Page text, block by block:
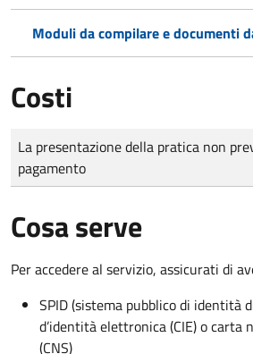
Moduli da compilare e documenti
Costi
Tipo di pagamento
Importo
La presentazione della pratica non
pagamento
Cosa serve
Per accedere al servizio, assicurati di
SPID (sistema pubblico di identità
d’identità elettronica (CIE) o carta
(CNS)